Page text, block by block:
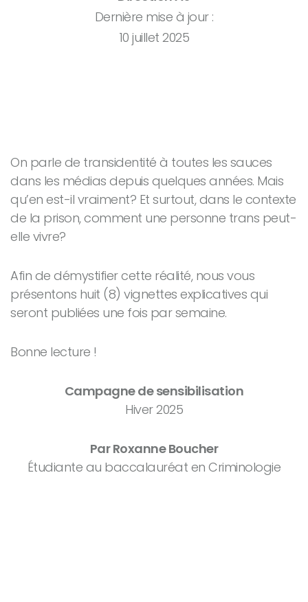
Dernière mise à jour :
10 juillet 2025
On parle de transidentité à toutes les sauces
dans les médias depuis quelques années. Mais
qu’en est-il vraiment? Et surtout, dans le contexte
de la prison, comment une personne trans peut-
elle vivre?
Afin de démystifier cette réalité, nous vous
présentons huit (8) vignettes explicatives qui
seront publiées une fois par semaine.
Bonne lecture !
Campagne de sensibilisation
Hiver 2025
Par Roxanne Boucher
Étudiante au baccalauréat en Criminologie